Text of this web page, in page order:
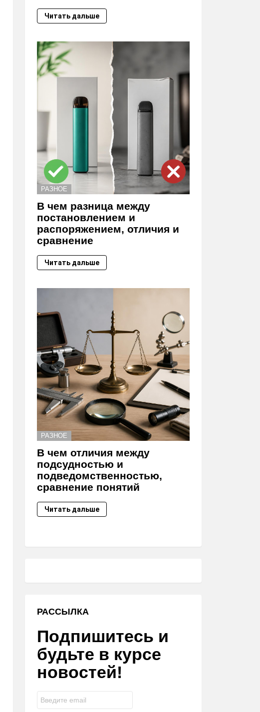
Читать дальше
РАЗНОЕ
В чем разница между
постановлением и
распоряжением, отличия и
сравнение
Читать дальше
РАЗНОЕ
В чем отличия между
подсудностью и
подведомственностью,
сравнение понятий
Читать дальше
РАССЫЛКА
Подпишитесь и
будьте в курсе
новостей!